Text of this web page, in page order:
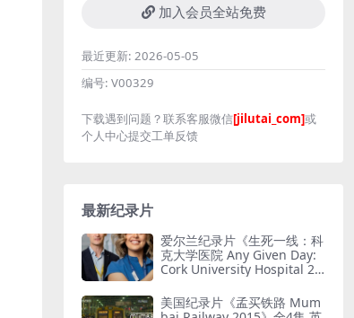
加入会员全站免费
最近更新: 2026-05-05
编号: V00329
下载遇到问题？联系客服微信[jilutai_com]或
个人中心提交工单反馈
最新纪录片
爱尔兰纪录片《生死一线：科
克大学医院 Any Given Day:
Cork University Hospital 20
水印纯净版 爱尔兰医院
美国纪录片《孟买铁路 Mum